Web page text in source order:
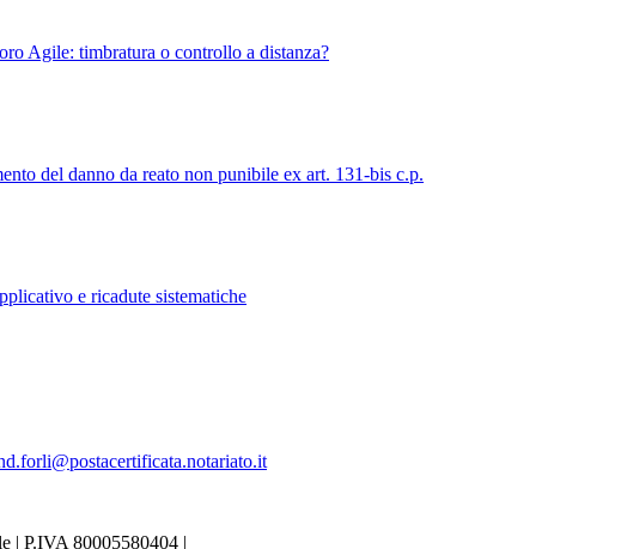
Agile: timbratura o controllo a distanza?
del danno da reato non punibile ex art. 131-bis c.p.
e ricadute sistematiche
| P.IVA 80005580404 |